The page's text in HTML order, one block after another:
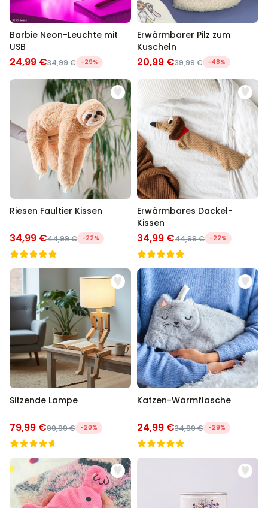
Barbie Neon-Leuchte mit
USB
24,99 €34,99 € -29%
Erwärmbarer Pilz zum
Kuscheln
20,99 €39,99 € -48%
Riesen Faultier Kissen
34,99 €44,99 € -22%
Erwärmbares Dackel-
Kissen
34,99 €44,99 € -22%
Sitzende Lampe
79,99 €99,99 € -20%
Katzen-Wärmflasche
24,99 €34,99 € -29%